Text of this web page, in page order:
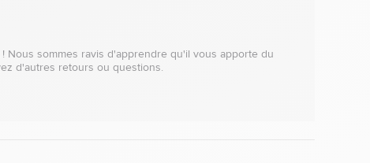
sommes ravis d'apprendre qu'il vous apporte du
d'autres retours ou questions.